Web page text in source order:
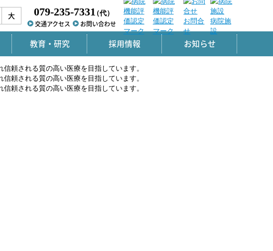
大 079-235-7331（代）
交通アクセス お問い合わせ
お問合
せ
病院施
設
教育・研究 採用情報 お知らせ